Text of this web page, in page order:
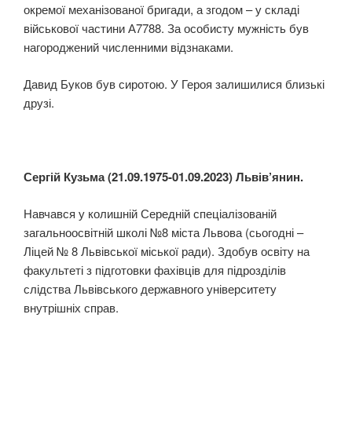
окремої механізованої бригади, а згодом – у складі
військової частини А7788. За особисту мужність був
нагороджений численними відзнаками.
Давид Буков був сиротою. У Героя залишилися близькі
друзі.
Сергій Кузьма (21.09.1975-01.09.2023) Львів’янин.
Навчався у колишній Середній спеціалізованій
загальноосвітній школі №8 міста Львова (сьогодні –
Ліцей № 8 Львівської міської ради). Здобув освіту на
факультеті з підготовки фахівців для підрозділів
слідства Львівського державного університету
внутрішніх справ.